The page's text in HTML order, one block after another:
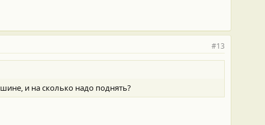
#13
и на сколько надо поднять?